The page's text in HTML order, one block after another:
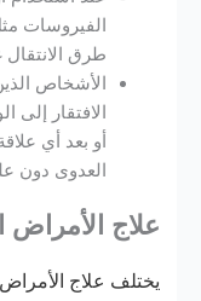
الفيروسات
طرق
الأشخاص
الافتقار إلى
أو بعد أي
العدوى دون
علاج الأمراض
يختلف علاج